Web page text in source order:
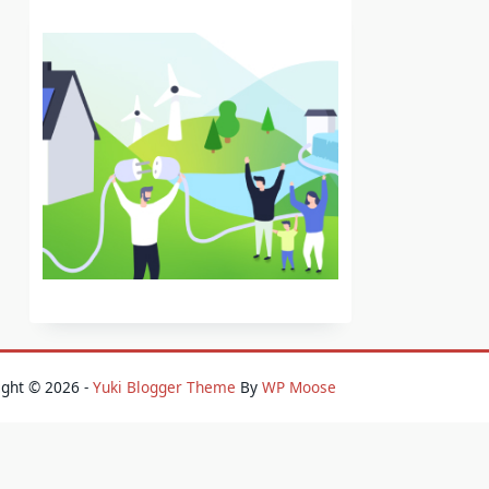
© 2026 - Yuki Blogger Theme By WP Moose